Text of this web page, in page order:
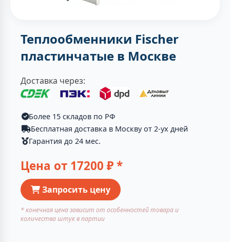
Теплообменники Fischer
пластинчатые в Москве
Доставка через:
Более 15 складов по РФ
Бесплатная доставка в Москву от 2-ух дней
Гарантия до 24 мес.
Цена от 17200 ₽ *
Запросить цену
* конечная цена зависит от особенностей товара и
количества штук в партии